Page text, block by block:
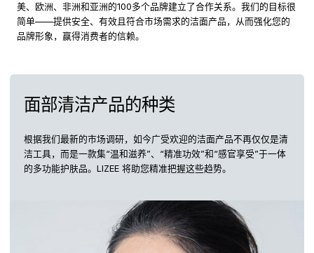
美、欧洲、非洲和亚洲的100多个品牌建立了合作关系。我们的目标很
简单——提供安全、有效且符合市场需求的洁面产品，从而强化您的
品牌形象，赢得消费者的信赖。
面部清洁产品的种类
根据我们最新的市场调研，如今广受欢迎的洁面产品不再仅仅是清
洁工具，而是一款集“温和滋养”、“精准功效”和“感官享受”于一体
的多功能护肤品。LIZEE 将助您精准把握这些趋势。